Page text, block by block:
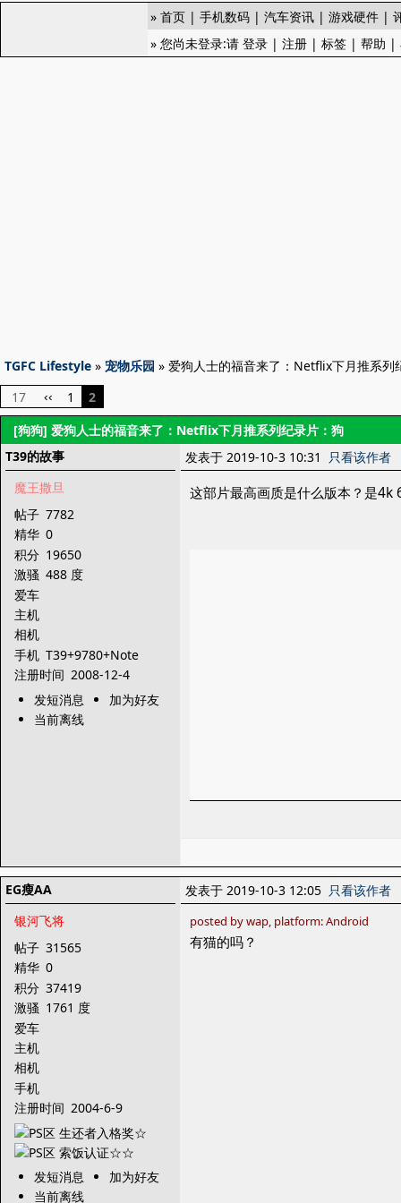
» 首页 | 手机数码 | 汽车资讯 | 游戏硬件 |
» 您尚未登录:请 登录 | 注册 | 标签 | 帮助 |
TGFC Lifestyle » 宠物乐园 » 爱狗人士的福音来了：Netflix下月推系列
17
‹‹ 1
2
[狗狗] 爱狗人士的福音来了：Netflix下月推系列纪录片：狗
T39的故事
魔王撒旦
帖子 7782
精华 0
积分 19650
激骚 488 度
爱车
主机
相机
手机 T39+9780+Note
注册时间 2008-12-4
发短消息
加为好友
当前离线
发表于 2019-10-3 10:31 只看该作者
这部片最高画质是什么版本？是4k
EG瘦AA
银河飞将
帖子 31565
精华 0
积分 37419
激骚 1761 度
爱车
主机
相机
手机
注册时间 2004-6-9
发短消息
加为好友
当前离线
发表于 2019-10-3 12:05 只看该作者
posted by wap, platform: Android
有猫的吗？